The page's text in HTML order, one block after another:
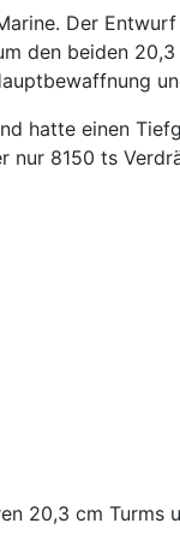
Der
den beiden
hatte einen
8150 ts
20,3 cm Turms